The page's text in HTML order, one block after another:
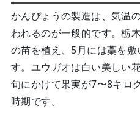
かんぴょうの製造は、気温
われるのが一般的です。栃
の苗を植え、5月には藁を
す。ユウガオは白い美しい
旬にかけて果実が7〜8キロ
時期です。